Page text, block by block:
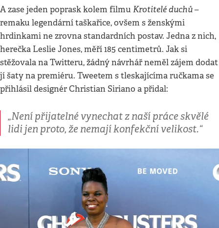
A zase jeden poprask kolem filmu Krotitelé duchů–
remaku legendární taškařice, ovšem s ženskými
hrdinkami ne zrovna standardních postav. Jedna z nich,
herečka Leslie Jones, měří 185 centimetrů. Jak si
stěžovala na Twitteru, žádný návrhář neměl zájem dodat
jí šaty na premiéru. Tweetem s tleskajícíma ručkama se
přihlásil designér Christian Siriano a přidal:
„Není přijatelné vynechat z naší práce skvělé
lidi jen proto, že nemají konfekční velikost.“